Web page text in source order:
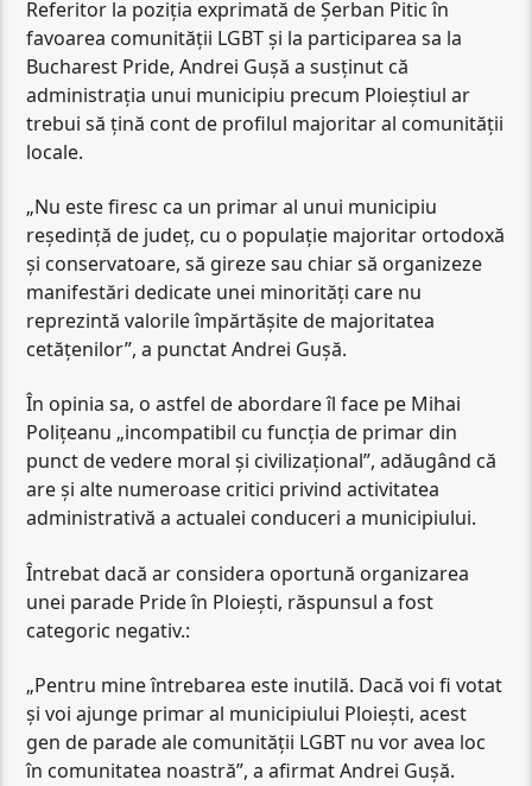
Referitor la poziția exprimată de Șerban Pitic în
favoarea comunității LGBT și la participarea sa la
Bucharest Pride, Andrei Gușă a susținut că
administrația unui municipiu precum Ploieștiul ar
trebui să țină cont de profilul majoritar al comunității
locale.
„Nu este firesc ca un primar al unui municipiu
reședință de județ, cu o populație majoritar ortodoxă
și conservatoare, să gireze sau chiar să organizeze
manifestări dedicate unei minorități care nu
reprezintă valorile împărtășite de majoritatea
cetățenilor”, a punctat Andrei Gușă.
În opinia sa, o astfel de abordare îl face pe Mihai
Polițeanu „incompatibil cu funcția de primar din
punct de vedere moral și civilizațional”, adăugând că
are și alte numeroase critici privind activitatea
administrativă a actualei conduceri a municipiului.
Întrebat dacă ar considera oportună organizarea
unei parade Pride în Ploiești, răspunsul a fost
categoric negativ.:
„Pentru mine întrebarea este inutilă. Dacă voi fi votat
și voi ajunge primar al municipiului Ploiești, acest
gen de parade ale comunității LGBT nu vor avea loc
în comunitatea noastră”, a afirmat Andrei Gușă.